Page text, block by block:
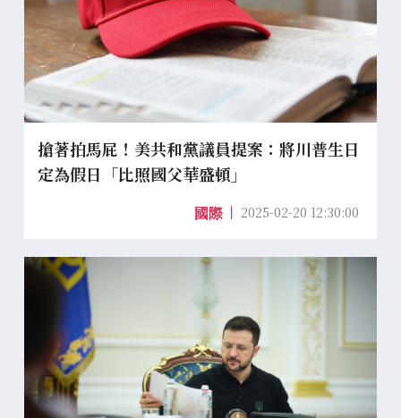
搶著拍馬屁！美共和黨議員提案：將川普生日
定為假日「比照國父華盛頓」
國際 2025-02-20 12:30:00